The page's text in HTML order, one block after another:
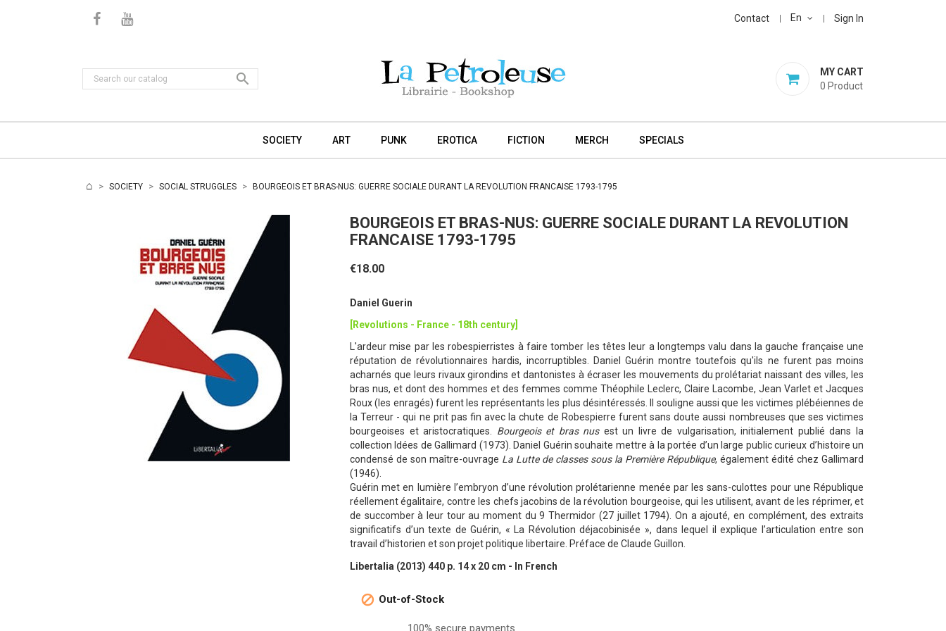
Contact En Sign In
MY CART
0 Product

SOCIETY ART PUNK EROTICA FICTION MERCH SPECIALS
SOCIETY SOCIAL STRUGGLES BOURGEOIS ET BRAS-NUS: GUERRE SOCIALE DURANT LA REVOLUTION FRANCAISE 1793-1795
BOURGEOIS ET BRAS-NUS: GUERRE SOCIALE DURANT LA REVOLUTION
FRANCAISE 1793-1795
€18.00
Daniel Guerin
[Revolutions - France - 18th century]
L'ardeur mise par les robespierristes à faire tomber les têtes leur a longtemps valu dans la gauche française une
réputation de révolutionnaires hardis, incorruptibles. Daniel Guérin montre toutefois qu'ils ne furent pas moins
acharnés que leurs rivaux girondins et dantonistes à écraser les mouvements du prolétariat naissant des villes, les
bras nus, et dont des hommes et des femmes comme Théophile Leclerc, Claire Lacombe, Jean Varlet et Jacques
Roux (les enragés) furent les représentants les plus désintéressés. Il souligne aussi que les victimes plébéiennes de
la Terreur - qui ne prit pas fin avec la chute de Robespierre furent sans doute aussi nombreuses que ses victimes
bourgeoises et aristocratiques. Bourgeois et bras nusest un livre de vulgarisation, initialement publié dans la
collection Idées de Gallimard (1973). Daniel Guérin souhaite mettre à la portée d’un large public curieux d’histoire un
condensé de son maître-ouvrage La Lutte de classes sous la Première République, également édité chez Gallimard
(1946).
Guérin met en lumière l’embryon d’une révolution prolétarienne menée par les sans-culottes pour une République
réellement égalitaire, contre les chefs jacobins de la révolution bourgeoise, qui les utilisent, avant de les réprimer, et
de succomber à leur tour au moment du 9 Thermidor (27 juillet 1794). On a ajouté, en complément, des extraits
significatifs d’un texte de Guérin, « La Révolution déjacobinisée », dans lequel il explique l’articulation entre son
travail d’historien et son projet politique libertaire. Préface de Claude Guillon.
Libertalia (2013) 440 p. 14 x 20 cm - In French
 Out-of-Stock
100% secure payments